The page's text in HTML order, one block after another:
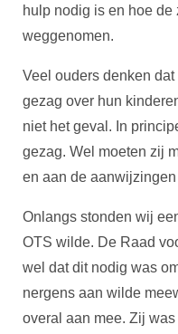
hulp nodig is en hoe
weggenomen.
Veel ouders denken
gezag over hun
niet het geval. In
gezag. Wel moeten zij
en aan de
Onlangs stonden wij
OTS wilde. De Raad
wel dat dit nodig was
nergens aan wilde
overal aan mee. Zij